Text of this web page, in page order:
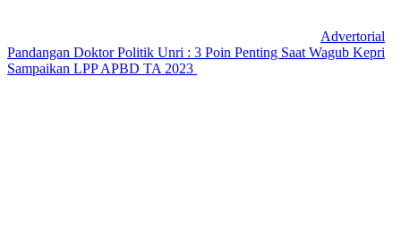
Advertorial
Pandangan Doktor Politik Unri : 3 Poin Penting Saat Wagub Kepri
Sampaikan LPP APBD TA 2023